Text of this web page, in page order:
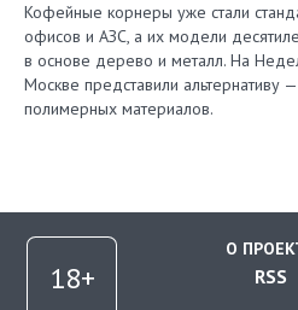
Кофейные корнеры уже стали
офисов и АЗС, а их модели
в основе дерево и металл. На
Москве представили альтернативу
полимерных материалов.
О
RSS